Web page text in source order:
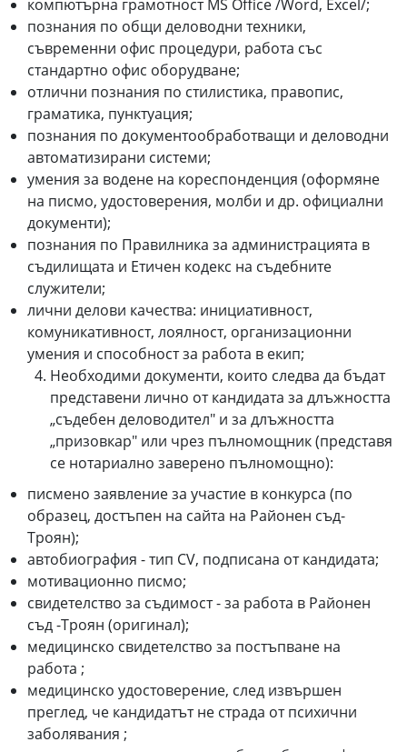
компютърна грамотност MS Office /Word, Excel/;
познания по общи деловодни техники,
съвременни офис процедури, работа със
стандартно офис оборудване;
отлични познания по стилистика, правопис,
граматика, пунктуация;
познания по документообработващи и деловодни
автоматизирани системи;
умения за водене на кореспонденция (оформяне
на писмо, удостоверения, молби и др. официални
документи);
познания по Правилника за администрацията в
съдилищата и Етичен кодекс на съдебните
служители;
лични делови качества: инициативност,
комуникативност, лоялност, организационни
умения и способност за работа в екип;
Необходими документи, които следва да бъдат
представени лично от кандидата за длъжността
„съдебен деловодител" и за длъжността
„призовкар" или чрез пълномощник (представя
се нотариално заверено пълномощно):
писмено заявление за участие в конкурса (по
образец, достъпен на сайта на Районен съд-
Троян);
автобиография - тип CV, подписана от кандидата;
мотивационно писмо;
свидетелство за съдимост - за работа в Районен
съд -Троян (оригинал);
медицинско свидетелство за постъпване на
работа ;
медицинско удостоверение, след извършен
преглед, че кандидатът не страда от психични
заболявания ;